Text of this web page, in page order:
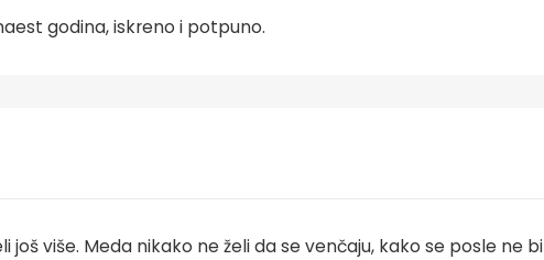
godina, iskreno i potpuno.
još više. Meda nikako ne želi da se venčaju, kako se posle ne bi